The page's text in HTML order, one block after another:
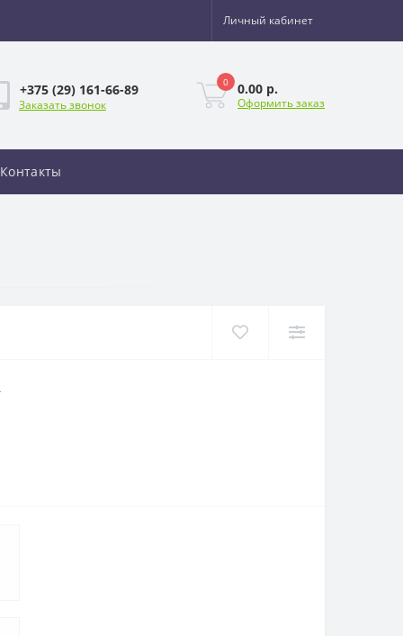
Личный кабинет
+375 (29) 161-66-89
Заказать звонок
0 0.00 р.
Оформить заказ
Контакты